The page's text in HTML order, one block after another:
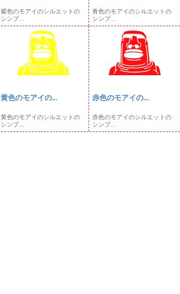
紫色のモアイのシルエットの
シンプ...
青色のモアイのシルエットの
シンプ...
黄色のモアイの...
黄色のモアイのシルエットの
シンプ...
赤色のモアイの...
赤色のモアイのシルエットの
シンプ...